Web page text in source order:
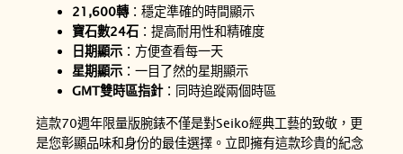
21,600轉：穩定準確的時間顯示
寶石數24石 ：提高耐用性和精確度
日期顯示 ：方便查看每一天
星期顯示 ：一目了然的星期顯示
GMT雙時區指針：同時追蹤兩個時區
這款70週年限量版腕錶不僅是對Seiko經典工藝的致敬，更
是您彰顯品味和身份的最佳選擇。立即擁有這款珍貴的紀念